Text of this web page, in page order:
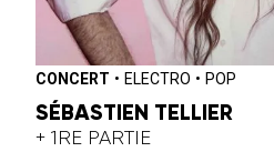
CONCERT • ELECTRO • POP
SÉBASTIEN TELLIER
+ 1RE PARTIE